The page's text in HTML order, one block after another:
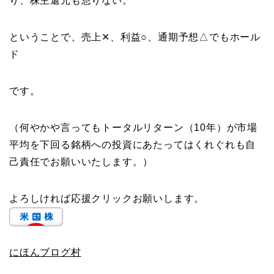
ということで、売上✕、利益○、通期予想△でもホール
ド
です。
（何やかや言ってもトータルリターン（10年）が市場
平均を下回る銘柄への投資にあたってはくれぐれも自
己責任でお願いいたします。）
よろしければ応援クリックお願いします。
にほんブログ村